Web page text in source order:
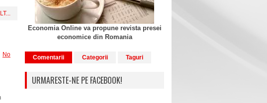
No
Economia Online va propune revista presei
economice din Romania
Comentarii Categorii Taguri
URMARESTE-NE PE FACEBOOK!